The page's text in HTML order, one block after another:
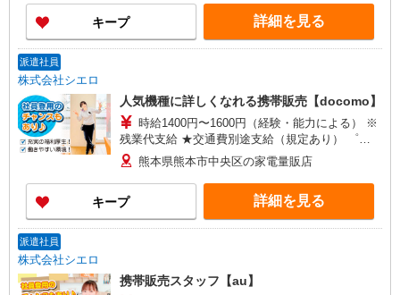
い・週払い可能（規程有）★ ゜・。○。・゜
+゜・。○。・゜+゜
キープ 詳細を見る
派遣社員
株式会社シエロ
人気機種に詳しくなれる携帯販売【docomo】
時給1400円〜1600円（経験・能力による） ※
残業代支給 ★交通費別途支給（規定あり） ゜
+゜・。○。・゜+゜・。○。・゜+゜ 入社祝い金10
万円支給(規定有) お友達を紹介頂くと, インセンテ
ィブ支給(規定有) ★月2回払い・週払い可能（規程
有）★ ゜・。○。・゜+゜・。○。・゜+゜
熊本県熊本市中央区の家電量販店
キープ 詳細を見る
派遣社員
株式会社シエロ
携帯販売スタッフ【au】